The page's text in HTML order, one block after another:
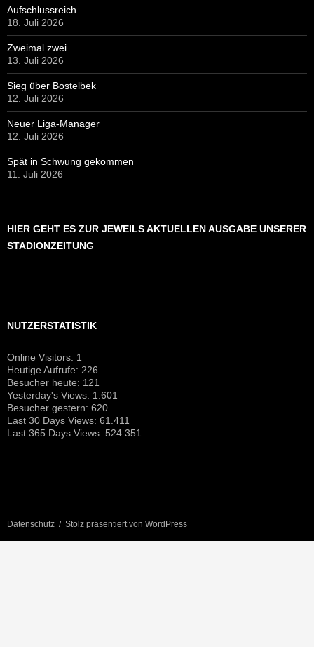
Aufschlussreich
18. Juli 2026
Zweimal zwei
13. Juli 2026
Sieg über Bostelbek
12. Juli 2026
Neuer Liga-Manager
12. Juli 2026
Spät in Schwung gekommen
11. Juli 2026
HIER GEHT ES ZUR JEWEILS AKTUELLEN AUSGABE UNSERER
STADIONZEITUNG
NUTZERSTATISTIK
Online Visitors: 1
Heutige Aufrufe: 226
Besucher heute: 121
Yesterday's Views: 1.601
Besucher gestern: 620
Last 30 Days Views: 61.411
Last 365 Days Views: 524.351
Datenschutz Stolz präsentiert von WordPress